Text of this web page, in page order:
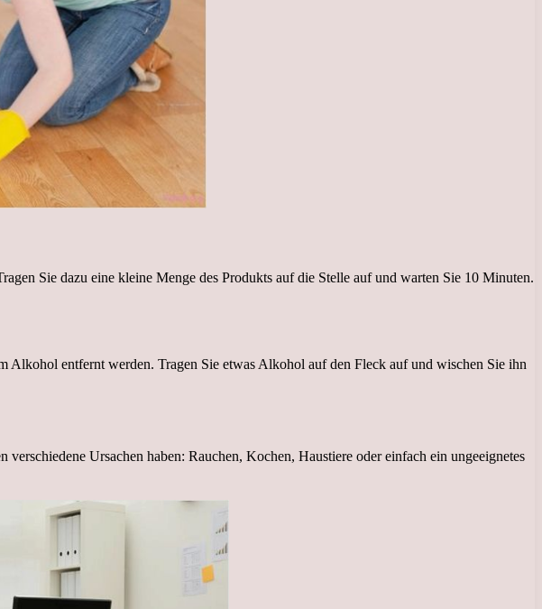
Sie dazu eine kleine Menge des Produkts auf die Stelle auf und warten Sie 10 Minuten.
entfernt werden. Tragen Sie etwas Alkohol auf den Fleck auf und wischen Sie ihn
Ursachen haben: Rauchen, Kochen, Haustiere oder einfach ein ungeeignetes